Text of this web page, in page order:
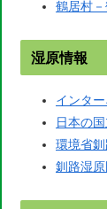
鶴居村
湿原情報
インタ
日本の
環境省
釧路湿